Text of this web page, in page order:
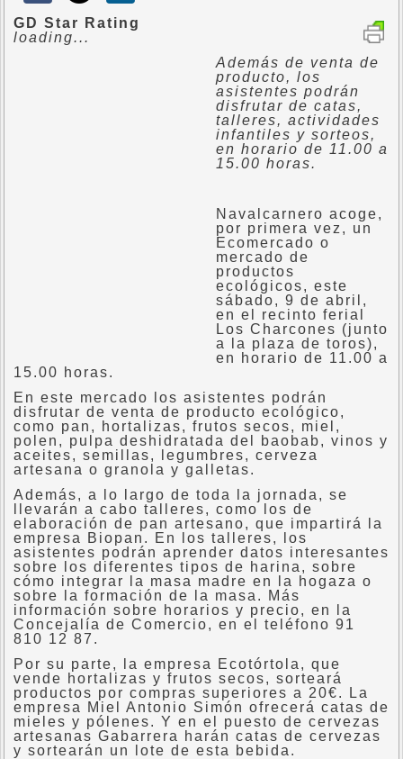
GD Star Rating
loading...
Además de venta de
producto, los
asistentes podrán
disfrutar de catas,
talleres, actividades
infantiles y sorteos,
en horario de 11.00 a
15.00 horas.
Navalcarnero acoge,
por primera vez, un
Ecomercado o
mercado de
productos
ecológicos, este
sábado, 9 de abril,
en el recinto ferial
Los Charcones (junto
a la plaza de toros),
en horario de 11.00 a
15.00 horas.
En este mercado los asistentes podrán
disfrutar de venta de producto ecológico,
como pan, hortalizas, frutos secos, miel,
polen, pulpa deshidratada del baobab, vinos y
aceites, semillas, legumbres, cerveza
artesana o granola y galletas.
Además, a lo largo de toda la jornada, se
llevarán a cabo talleres, como los de
elaboración de pan artesano, que impartirá la
empresa Biopan. En los talleres, los
asistentes podrán aprender datos interesantes
sobre los diferentes tipos de harina, sobre
cómo integrar la masa madre en la hogaza o
sobre la formación de la masa. Más
información sobre horarios y precio, en la
Concejalía de Comercio, en el teléfono 91
810 12 87.
Por su parte, la empresa Ecotórtola, que
vende hortalizas y frutos secos, sorteará
productos por compras superiores a 20€. La
empresa Miel Antonio Simón ofrecerá catas de
mieles y pólenes. Y en el puesto de cervezas
artesanas Gabarrera harán catas de cervezas
y sortearán un lote de esta bebida.